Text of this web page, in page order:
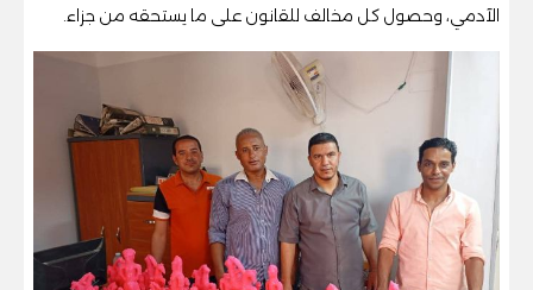
الآدمي، وحصول كل مخالف للقانون على ما يستحقه من جزاء.